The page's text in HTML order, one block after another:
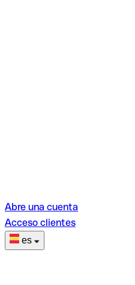
Abre una cuenta
Acceso clientes
es